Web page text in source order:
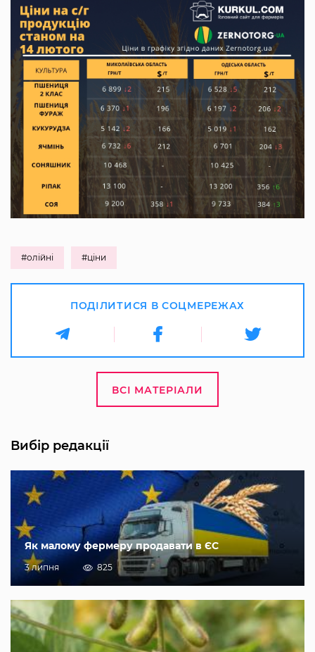
#олійні #ціни
ПОДІЛИТИСЯ В СОЦМЕРЕЖАХ
ВСІ МАТЕРІАЛИ
Вибір редакції
Як малому фермеру продавати в ЄС
3 липня 825